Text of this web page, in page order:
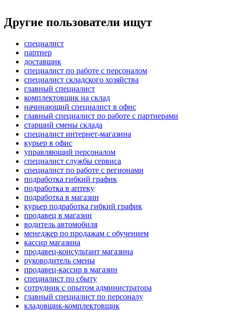
Другие пользователи ищут
специалист
партнер
доставщик
специалист по работе с персоналом
специалист складского хозяйства
главный специалист
комплектовщик на склад
начинающий специалист в офис
главный специалист по работе с партнерами
старший смены склада
специалист интернет-магазина
курьер в офис
управляющий персоналом
специалист службы сервиса
специалист по работе с регионами
подработка гибкий график
подработка в аптеку
подработка в магазин
курьер подработка гибкий график
продавец в магазин
водитель автомобиля
менеджер по продажам с обучением
кассир магазина
продавец-консультант магазина
руководитель смены
продавец-кассир в магазин
специалист по сбыту
сотрудник с опытом администратора
главный специалист по персоналу
кладовщик-комплектовщик